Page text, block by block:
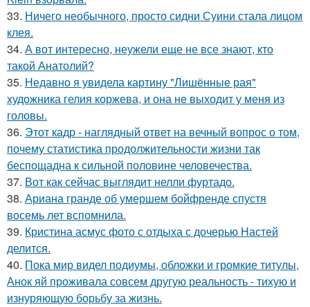
33. Ничего необычного, просто сидни Суини стала лицом
клея.
34. А вот интересно, неужели еще не все знают, кто
такой Анатолий?
35. Недавно я увидела картину "Лишённые рая"
художника гелия коржева, и она не выходит у меня из
головы.
36. Этот кадр - наглядный ответ на вечный вопрос о том,
почему статистика продолжительности жизни так
беспощадна к сильной половине человечества.
37. Вот как сейчас выглядит нелли фуртадо.
38. Ариана гранде об умершем бойфренде спустя
восемь лет вспомнила.
39. Кристина асмус фото с отдыха с дочерью Настей
делится.
40. Пока мир видел подиумы, обложки и громкие титулы,
Анок яй проживала совсем другую реальность - тихую и
изнуряющую борьбу за жизнь.